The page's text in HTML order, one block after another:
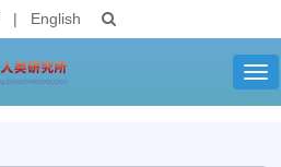
| English